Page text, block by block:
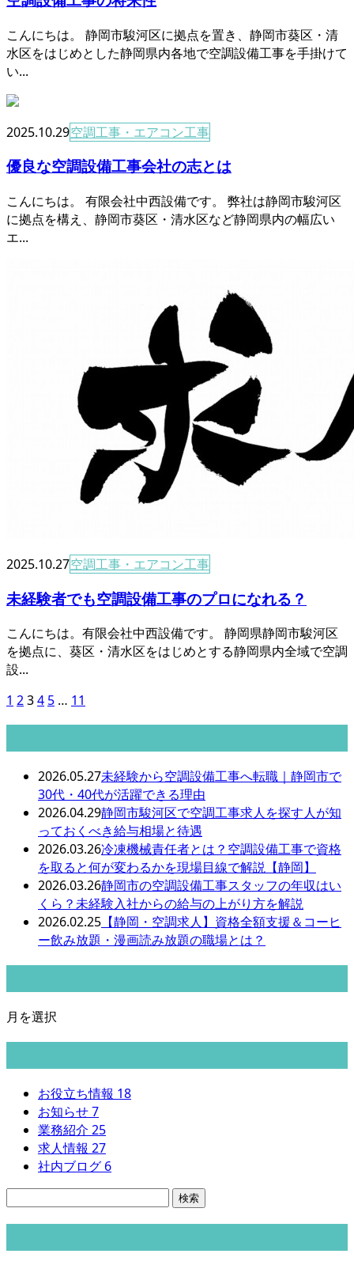
こんにちは。 静岡市駿河区に拠点を置き、静岡市葵区・清
水区をはじめとした静岡県内各地で空調設備工事を手掛けて
い...
2025.10.29空調工事・エアコン工事
優良な空調設備工事会社の志とは
こんにちは。 有限会社中西設備です。 弊社は静岡市駿河区
に拠点を構え、静岡市葵区・清水区など静岡県内の幅広い
エ...
2025.10.27空調工事・エアコン工事
未経験者でも空調設備工事のプロになれる？
こんにちは。有限会社中西設備です。 静岡県静岡市駿河区
を拠点に、葵区・清水区をはじめとする静岡県内全域で空調
設...
1 234 5 … 11
2026.05.27未経験から空調設備工事へ転職｜静岡市で
30代・40代が活躍できる理由
2026.04.29静岡市駿河区で空調工事求人を探す人が知
っておくべき給与相場と待遇
2026.03.26冷凍機械責任者とは？空調設備工事で資格
を取ると何が変わるかを現場目線で解説【静岡】
2026.03.26静岡市の空調設備工事スタッフの年収はい
くら？未経験入社からの給与の上がり方を解説
2026.02.25 【静岡・空調求人】資格全額支援＆コーヒ
ー飲み放題・漫画読み放題の職場とは？
月を選択
お役立ち情報 18
お知らせ7
業務紹介 25
求人情報 27
社内ブログ 6